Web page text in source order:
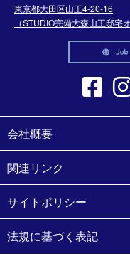
東京都大田区山王4-20-16
（STUDIO完備大森山王邸宅
会社概要
関連リンク
サイトポリシー
法規に基づく表記